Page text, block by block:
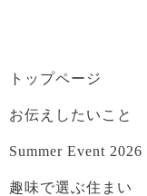
トップページ
お伝えしたいこと
Summer Event 2026
趣味で選ぶ住まい